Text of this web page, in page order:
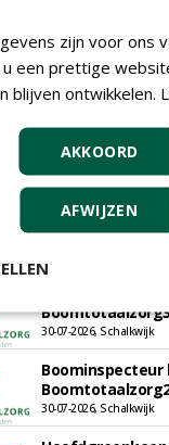
Realisatie
15-07-2026, Almere,
Oosterhout
sport bij Antea
15-07-2026, Capelle a/d
Allround
(fulltime) bij DSV
06-08-2026, Ven
30-07-2026, Schalkwijk
Boominspecteur
30-07-2026, Schalkwijk
zijn voor ons
een prettige
blijven ontwikkelen.
AKKOORD
AFWIJZEN